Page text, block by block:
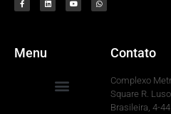
Menu Contato
Complexo
Square R.
Brasileira, 4-